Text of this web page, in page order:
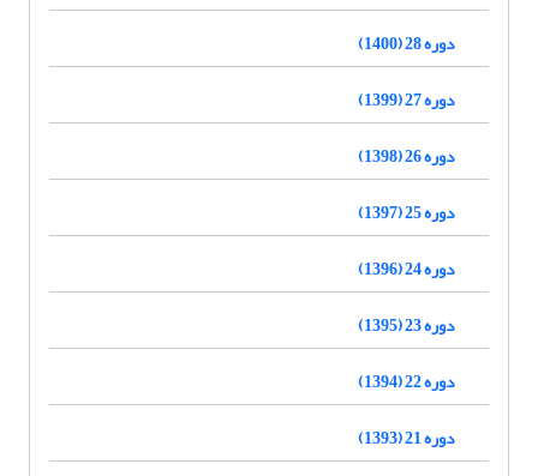
دوره 28 (1400)
دوره 27 (1399)
دوره 26 (1398)
دوره 25 (1397)
دوره 24 (1396)
دوره 23 (1395)
دوره 22 (1394)
دوره 21 (1393)